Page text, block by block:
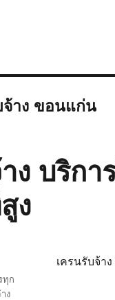
จ้าง ขอนแก่น
ง บริก
ง
เครนรับจ้า
ทุก
ง